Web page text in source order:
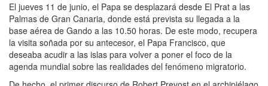
El jueves 11 de junio, el Papa se desplazará desde El Prat a las
Palmas de Gran Canaria, donde está prevista su llegada a la
base aérea de Gando a las 10.50 horas. De este modo, recupera
la visita soñada por su antecesor, el Papa Francisco, que
deseaba acudir a las islas para volver a poner el foco de la
agenda mundial sobre las realidades del fenómeno migratorio.